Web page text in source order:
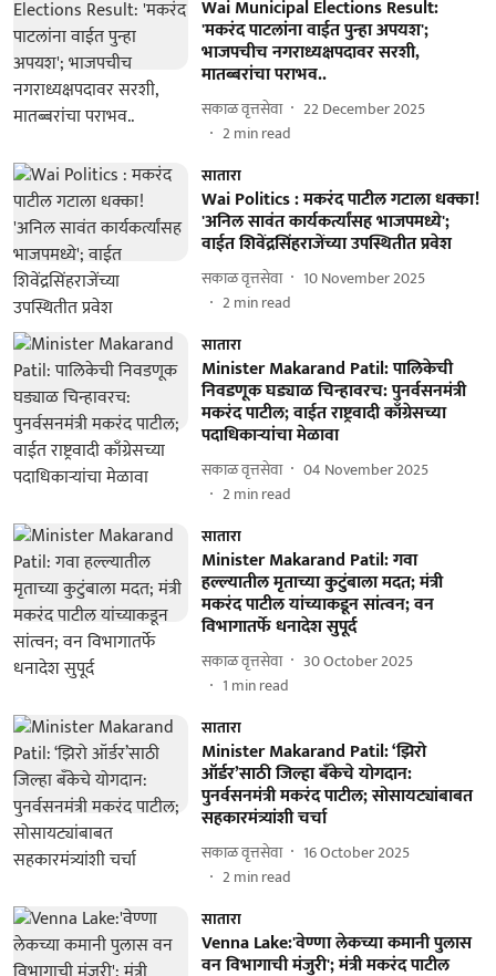
Wai Municipal Elections Result:
'मकरंद पाटलांना वाईत पुन्हा अपयश';
भाजपचीच नगराध्यक्षपदावर सरशी,
मातब्बरांचा पराभव..
सकाळ वृत्तसेवा
22 December 2025
2min read
सातारा
Wai Politics : मकरंद पाटील गटाला धक्का!
'अनिल सावंत कार्यकर्त्यांसह भाजपमध्ये';
वाईत शिवेंद्रसिंहराजेंच्या उपस्थितीत प्रवेश
सकाळ वृत्तसेवा
10 November 2025
2min read
सातारा
Minister Makarand Patil: पालिकेची
निवडणूक घड्याळ चिन्हावरच: पुनर्वसनमंत्री
मकरंद पाटील; वाईत राष्ट्रवादी काँग्रेसच्या
पदाधिकाऱ्यांचा मेळावा
सकाळ वृत्तसेवा
04 November 2025
2min read
सातारा
Minister Makarand Patil: गवा
हल्ल्यातील मृताच्या कुटुंबाला मदत; मंत्री
मकरंद पाटील यांच्याकडून सांत्वन; वन
विभागातर्फे धनादेश सुपूर्द
सकाळ वृत्तसेवा
30 October 2025
1 min read
सातारा
Minister Makarand Patil: ‘झिरो
ऑर्डर’साठी जिल्हा बॅंकेचे योगदान:
पुनर्वसनमंत्री मकरंद पाटील; सोसायट्यांबाबत
सहकारमंत्र्यांशी चर्चा
सकाळ वृत्तसेवा
16 October 2025
2min read
सातारा
Venna Lake:'वेण्णा लेकच्या कमानी पुलास
वन विभागाची मंजुरी'; मंत्री मकरंद पाटील